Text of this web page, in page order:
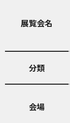
展覧会名
分類
会場